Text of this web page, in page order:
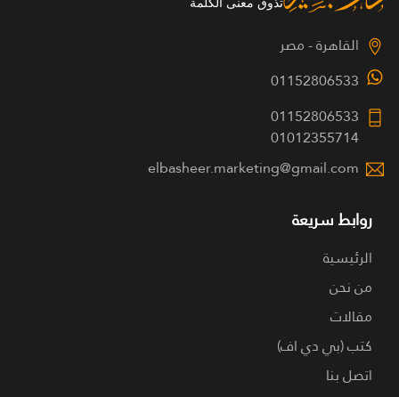
القاهرة - مصر
01152806533
01152806533
01012355714
elbasheer.marketing@gmail.com
روابط سريعة
الرئيسية
من نحن
مقالات
كتب (بي دي اف)
اتصل بنا